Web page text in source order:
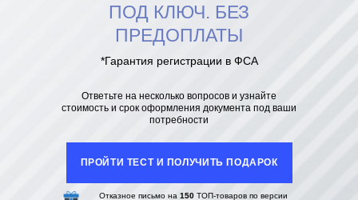
ПОД КЛЮЧ. БЕЗ
ПРЕДОПЛАТЫ
*Гарантия регистрации в ФСА
Ответьте на несколько вопросов и узнайте
стоимость и срок оформления документа под ваши
потребности
ПРОЙТИ ТЕСТ И ПОЛУЧИТЬ ПОДАРОК
Отказное письмо на 150ТОП-товаров по версии